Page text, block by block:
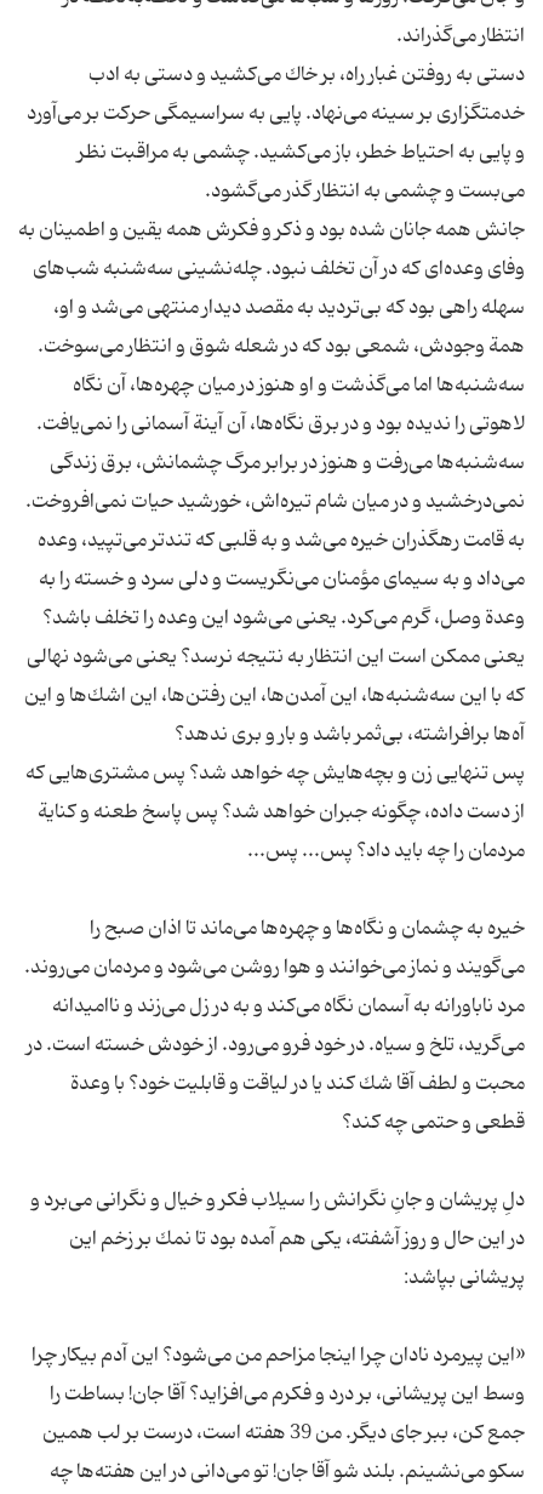
دستی به روفتن غبار راه، بر خاك می‌كشید و دستی به ادب
خدمتگزاری بر سینه می‌نهاد. پایی به سراسیمگی حركت بر می‌آورد
و پایی به احتیاط خطر، باز می‌كشید. چشمی به مراقبت نظر
جانش همه جانان شده بود و ذكر و فكرش همه یقین و اطمینان به
وفای وعده‌ای كه در آن تخلف نبود. چله‌نشینی سه‌شنبه شب‌های
سهله راهی بود كه بی‌تردید به مقصد دیدار منتهی می‌شد و او،
سه‌شنبه‌ها اما می‌گذشت و او هنوز در میان چهره‌ها، آن نگاه
سه‌شنبه‌ها می‌رفت و هنوز در برابر مرگ چشمانش، برق زندگی
به قامت رهگذران خیره می‌شد و به قلبی كه تندتر می‌تپید، وعده
می‌داد و به سیمای مؤمنان می‌نگریست و دلی سرد و خسته را به
وعدة وصل، گرم می‌كرد. یعنی می‌شود این وعده را تخلف باشد؟
یعنی ممكن است این انتظار به نتیجه نرسد؟ یعنی می‌شود نهالی
كه با این سه‌شنبه‌ها، این آمدن‌ها، این رفتن‌ها، این اشك‌ها و این
پس تنهایی زن و بچه‌هایش چه خواهد شد؟ پس مشتری‌هایی كه
از دست داده، چگونه جبران خواهد شد؟ پس پاسخ طعنه و كنایة
خیره به چشمان و نگاه‌ها و چهره‌ها می‌ماند تا اذان صبح را
می‌گویند و نماز می‌خوانند و هوا روشن می‌شود و مردمان می‌روند.
مرد ناباورانه به آسمان نگاه می‌كند و به در زل می‌زند و ناامیدانه
می‌گرید، تلخ و سیاه. در خود فرو می‌رود. از خودش خسته است. در
محبت و لطف آقا شك كند یا در لیاقت و قابلیت خود؟ با وعدة
دلِ پریشان و جانِ نگرانش را سیلاب فكر و خیال و نگرانی می‌برد و
در این حال و روز آشفته، یكی هم آمده بود تا نمك بر زخم این
«این پیرمرد نادان چرا اینجا مزاحم من می‌شود؟ این آدم بیكار چرا
وسط این پریشانی، بر درد و فكرم می‌افزاید؟ آقا جان! بساطت را
جمع كن، ببر جای دیگر. من 39 هفته است، درست بر لب همین
سكو می‌نشینم. بلند شو آقا جان! تو می‌دانی در این هفته‌ها چه